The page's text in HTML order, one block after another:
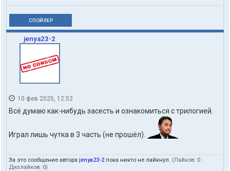
ь
з
в
r
i
n
o
СПОЙЛЕР
jenya23-2
10 фев 2025, 12:52
Всё думаю как-нибудь засесть и ознакомиться с трилогией.
Играл лишь чутка в 3 часть (не прошёл).
За это сообщение автора jenya23-2 пока никто не лайкнул. (Лайков: 0 ·
Дизлайков: 0)